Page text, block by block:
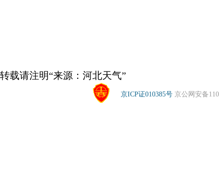
转载请注明“来源：河北天气”
京ICP证010385号 京公网安备